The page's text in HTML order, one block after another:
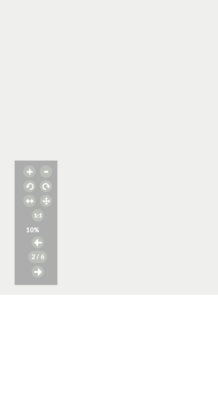
10%
2/ 6